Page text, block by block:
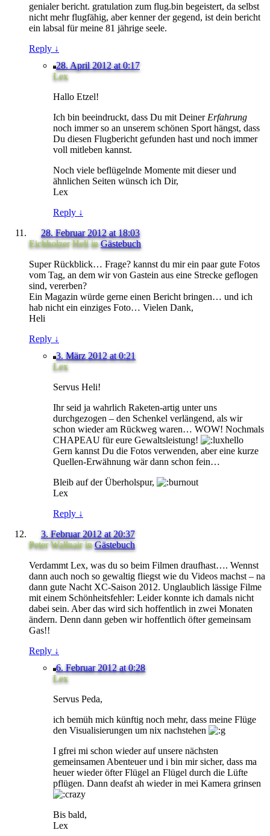
genialer bericht. gratulation zum flug.bin begeistert, da selbst
nicht mehr flugfähig, aber kenner der gegend, ist dein bericht
ein labsal für meine 81 jährige seele.
Reply ↓
28. April 2012 at 0:17
Lex
Hallo Etzel!
Ich bin beeindruckt, dass Du mit Deiner Erfahrung
noch immer so an unserem schönen Sport hängst, dass
Du diesen Flugbericht gefunden hast und noch immer
voll mitleben kannst.
Noch viele beflügelnde Momente mit dieser und
ähnlichen Seiten wünsch ich Dir,
Lex
Reply ↓
28. Februar 2012 at 18:03
Eichholzer Heli inGästebuch
Super Rückblick… Frage? kannst du mir ein paar gute Fotos
vom Tag, an dem wir von Gastein aus eine Strecke geflogen
sind, vererben?
Ein Magazin würde gerne einen Bericht bringen… und ich
hab nicht ein einziges Foto… Vielen Dank,
Heli
Reply ↓
3. März 2012 at 0:21
Lex
Servus Heli!
Ihr seid ja wahrlich Raketen-artig unter uns
durchgezogen – den Schenkel verlängend, als wir
schon wieder am Rückweg waren… WOW! Nochmals
CHAPEAU für eure Gewaltsleistung!
Gern kannst Du die Fotos verwenden, aber eine kurze
Quellen-Erwähnung wär dann schon fein…
Bleib auf der Überholspur,
Lex
Reply ↓
3. Februar 2012 at 20:37
Peter WallnairinGästebuch
Verdammt Lex, was du so beim Filmen draufhast…. Wennst
dann auch noch so gewaltig fliegst wie du Videos machst – na
dann gute Nacht XC-Saison 2012. Unglaublich lässige Filme
mit einem Schönheitsfehler: Leider konnte ich damals nicht
dabei sein. Aber das wird sich hoffentlich in zwei Monaten
ändern. Denn dann geben wir hoffentlich öfter gemeinsam
Gas!!
Reply ↓
6. Februar 2012 at 0:28
Lex
Servus Peda,
ich bemüh mich künftig noch mehr, dass meine Flüge
den Visualisierungen um nix nachstehen
I gfrei mi schon wieder auf unsere nächsten
gemeinsamen Abenteuer und i bin mir sicher, dass ma
heuer wieder öfter Flügel an Flügel durch die Lüfte
pflügen. Dann deafst ah wieder in mei Kamera grinsen
Bis bald,
Lex